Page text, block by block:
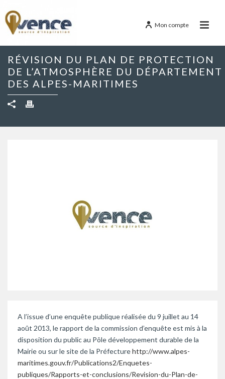
Mon compte
RÉVISION DU PLAN DE PROTECTION
DE L’ATMOSPHÈRE DU DÉPARTEMENT
DES ALPES-MARITIMES
A l’issue d’une enquête publique réalisée du 9 juillet au 14
août 2013, le rapport de la commission d’enquête est mis à la
disposition du public au Pôle développement durable de la
Mairie ou sur le site de la Préfecturehttp://www.alpes-
maritimes.gouv.fr/Publications2/Enquetes-
publiques/Rapports-et-conclusions/Revision-du-Plan-de-